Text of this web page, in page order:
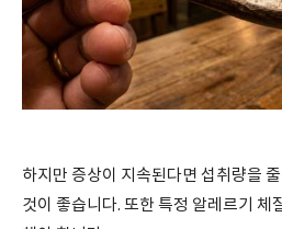
하지만 증상이 지속된다면 섭취량을
것이 좋습니다. 또한 특정 알레르기 체